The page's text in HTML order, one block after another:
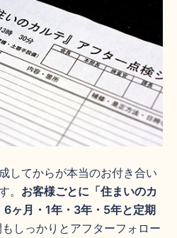
してからが本当のお付き合い
。 お客様ごとに「住まいのカ
6ヶ月・1年・3年・5年と定期
しっかりとアフターフォロー